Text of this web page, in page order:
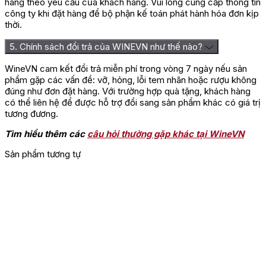
Bạn phảiđăng nhậpđể gửi đánh giá.
hàng theo yêu cầu của khách hàng. Vui lòng cung cấp thông tin
công ty khi đặt hàng để bộ phận kế toán phát hành hóa đơn kịp
thời.
5. Chính sách đổi trả của WINEVN như thế nào?
WineVN cam kết đổi trả miễn phí trong vòng 7 ngày nếu sản
phẩm gặp các vấn đề: vỡ, hỏng, lỗi tem nhãn hoặc rượu không
đúng như đơn đặt hàng. Với trường hợp quà tặng, khách hàng
có thể liên hệ để được hỗ trợ đổi sang sản phẩm khác có giá trị
tương đương.
Tìm hiểu thêm các câu hỏi thường gặp khác tại WineVN
Sản phẩm tương tự